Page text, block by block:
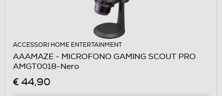
ACCESSORI HOME ENTERTAINMENT
AAAMAZE - MICROFONO GAMING SCOUT PRO
AMGT0018-Nero
€ 44,90